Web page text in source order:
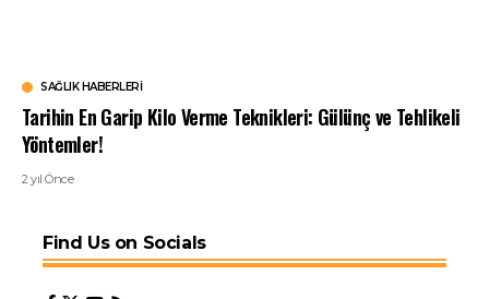
SAĞLIK HABERLERI
Tarihin En Garip Kilo Verme Teknikleri: Gülünç ve Tehlikeli
Yöntemler!
2 yıl Önce
Find Us on Socials